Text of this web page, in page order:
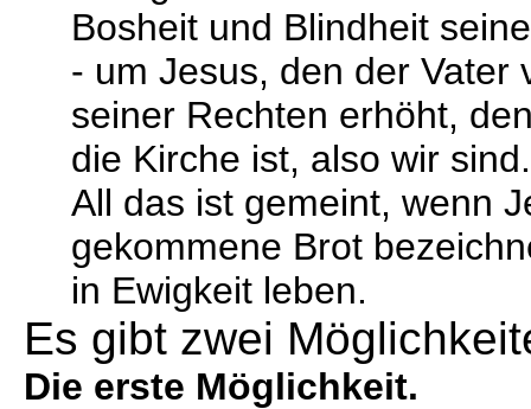
Bosheit und Blindheit
- um Jesus, den der Vater
seiner Rechten erhöht,
die Kirche ist, also wir sind.
All das ist gemeint, wenn
gekommene Brot
in Ewigkeit leben.
Es gibt zwei
Die erste Möglichkeit.